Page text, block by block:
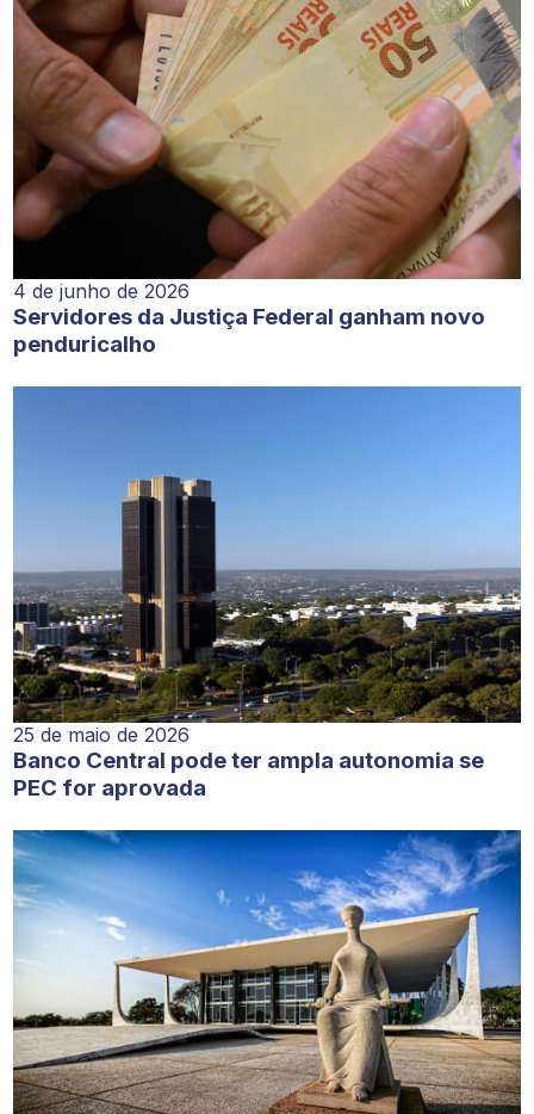
4 de junho de 2026
Servidores da Justiça Federal ganham novo
penduricalho
25 de maio de 2026
Banco Central pode ter ampla autonomia se
PEC for aprovada